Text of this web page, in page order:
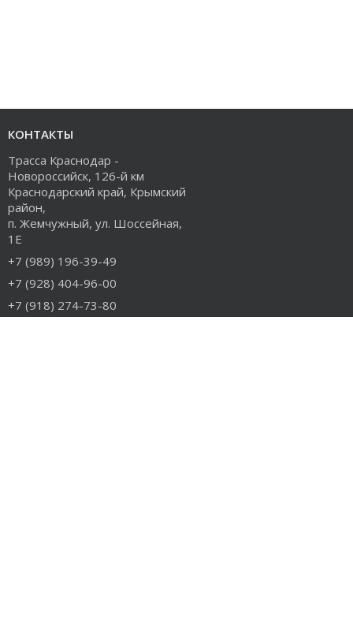
КОНТАКТЫ
Трасса Краснодар -
Новороссийск, 126-й км
Краснодарский край, Крымский
район,
п. Жемчужный, ул. Шоссейная,
1Е
+7 (989) 196-39-49
+7 (928) 404-96-00
+7 (918) 274-73-80